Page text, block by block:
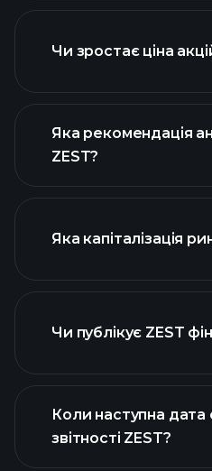
Чи зростає ціна
діаграмі
Яка рекомендація
ZEST?
Яка капіталізація
наш
Чи публікує ZEST
фінансовими
Коли наступна
звітності ZEST?